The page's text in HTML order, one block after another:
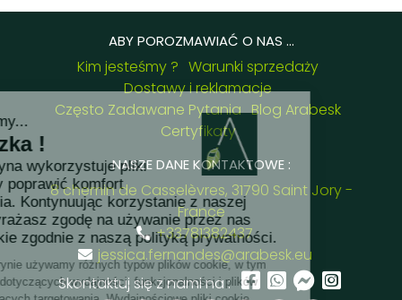
ABY POROZMAWIAĆ O NAS ...
Kim jesteśmy ? Warunki sprzedaży
Dostawy i reklamacje
Często Zadawane Pytania Blog Arabesk
Certyfikaty
NASZE DANE KONTAKTOWE :
8 chemin de Casselèvres, 31790 Saint Jory -
France
+33781382437
jessica.fernandes@arabesk.eu
Skontaktuj się z nami na :